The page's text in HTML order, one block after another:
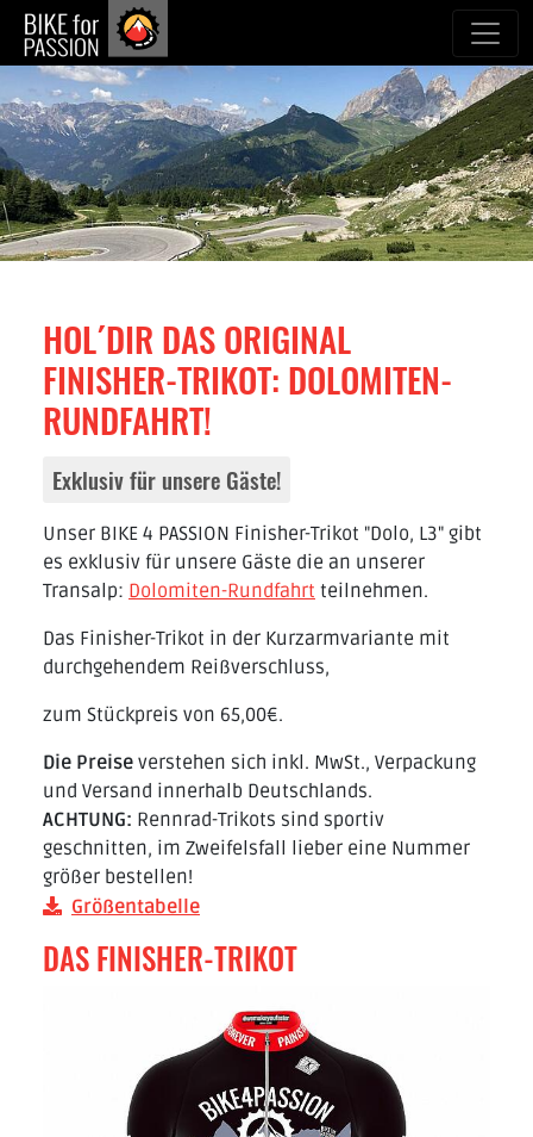
zum Inhalt
HOL´DIR DAS ORIGINAL
FINISHER-TRIKOT: DOLOMITEN-
RUNDFAHRT!
Exklusiv für unsere Gäste!
Unser BIKE 4 PASSION Finisher-Trikot "Dolo, L3" gibt
es exklusiv für unsere Gäste die an unserer
Transalp: Dolomiten-Rundfahrt teilnehmen.
Das Finisher-Trikot in der Kurzarmvariante mit
durchgehendem Reißverschluss,
zum Stückpreis von 65,00€.
Die Preise verstehen sich inkl. MwSt., Verpackung
und Versand innerhalb Deutschlands.
ACHTUNG: Rennrad-Trikots sind sportiv
geschnitten, im Zweifelsfall lieber eine Nummer
größer bestellen!
Größentabelle
DAS FINISHER-TRIKOT